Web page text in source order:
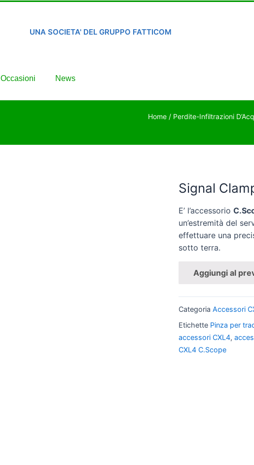
UNA SOCIETA' DEL GRUPPO FATTICOM
Occasioni News
Home / Perdite-Infiltrazioni
Signal
E’ l’accessorio
un’estremità del
effettuare una
sotto terra.
Aggiungi al
Categoria Accessori
Etichette Pinza per
accessori CXL4,
CXL4 C.Scope